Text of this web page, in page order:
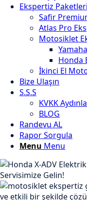
Ekspertiz Paketleri
Safir
Atlas Pro
Motosiklet
Honda
İkinci El
Bize Ulaşın
S.S.S
KVKK
BLOG
Randevu AL
Rapor Sorgula
Menu Menu